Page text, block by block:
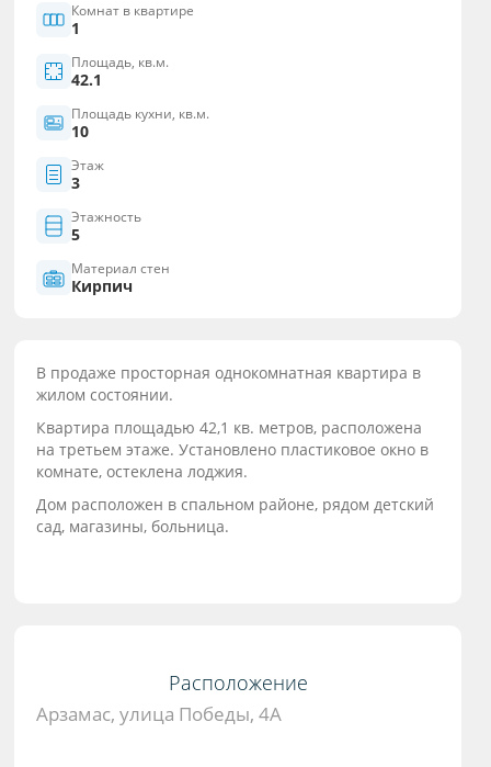
Комнат в квартире
1
Площадь, кв.м.
42.1
Площадь кухни, кв.м.
10
Этаж
3
Этажность
5
Материал стен
Кирпич
В продаже просторная однокомнатная квартира в
жилом состоянии.
Квартира площадью 42,1 кв. метров, расположена
на третьем этаже. Установлено пластиковое окно в
комнате, остеклена лоджия.
Дом расположен в спальном районе, рядом детский
сад, магазины, больница.
Расположение
Арзамас, улица Победы, 4А